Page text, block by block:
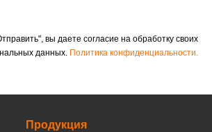
вы даете согласие на обработку своих
данных. Политика конфиденциальности.
Продукция